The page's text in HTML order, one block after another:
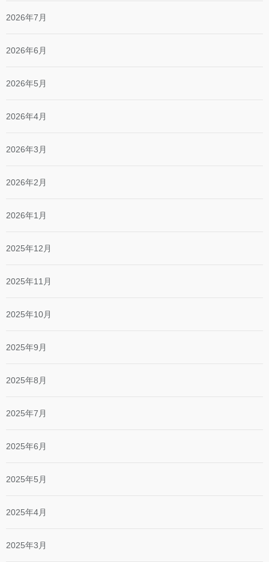
2026年7月
2026年6月
2026年5月
2026年4月
2026年3月
2026年2月
2026年1月
2025年12月
2025年11月
2025年10月
2025年9月
2025年8月
2025年7月
2025年6月
2025年5月
2025年4月
2025年3月